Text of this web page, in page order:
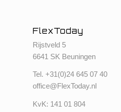
FlexToday
Rijstveld 5
6641 SK Beuningen
Tel. +31(0)24 645 07 40
office@FlexToday.nl
KvK: 141 01 804